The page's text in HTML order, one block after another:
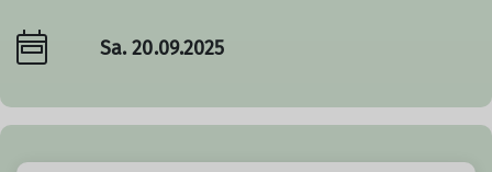
Sa. 20.09.2025